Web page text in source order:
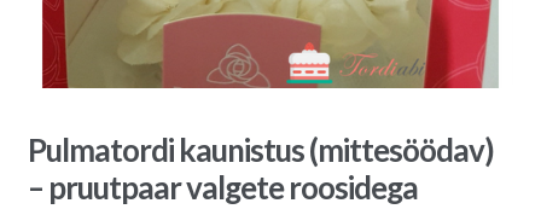
Pulmatordi kaunistus (mittesöödav)
– pruutpaar valgete roosidega